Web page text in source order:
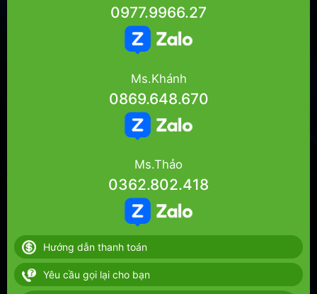
0977.9966.27
Ms.Khánh
0869.648.670
Ms.Thảo
0362.802.418
Hướng dẫn thanh toán
Yêu cầu gọi lại cho bạn